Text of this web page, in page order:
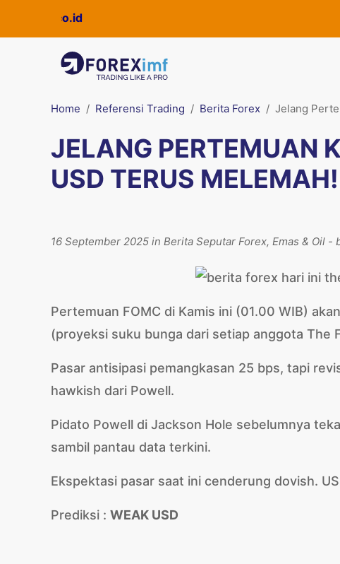
Home Referensi Trading Berita Forex Jelang
JELANG PERTEMUAN
USD TERUS MELEMAH!
16 September 2025 in Berita Seputar Forex, Emas & Oil -
Pertemuan FOMC di Kamis ini (01.00 WIB)
(proyeksi suku bunga dari setiap anggota The
Pasar antisipasi pemangkasan 25 bps, tapi
hawkish dari Powell.
Pidato Powell di Jackson Hole sebelumnya
sambil pantau data terkini.
Ekspektasi pasar saat ini cenderung dovish.
Prediksi : WEAK USD